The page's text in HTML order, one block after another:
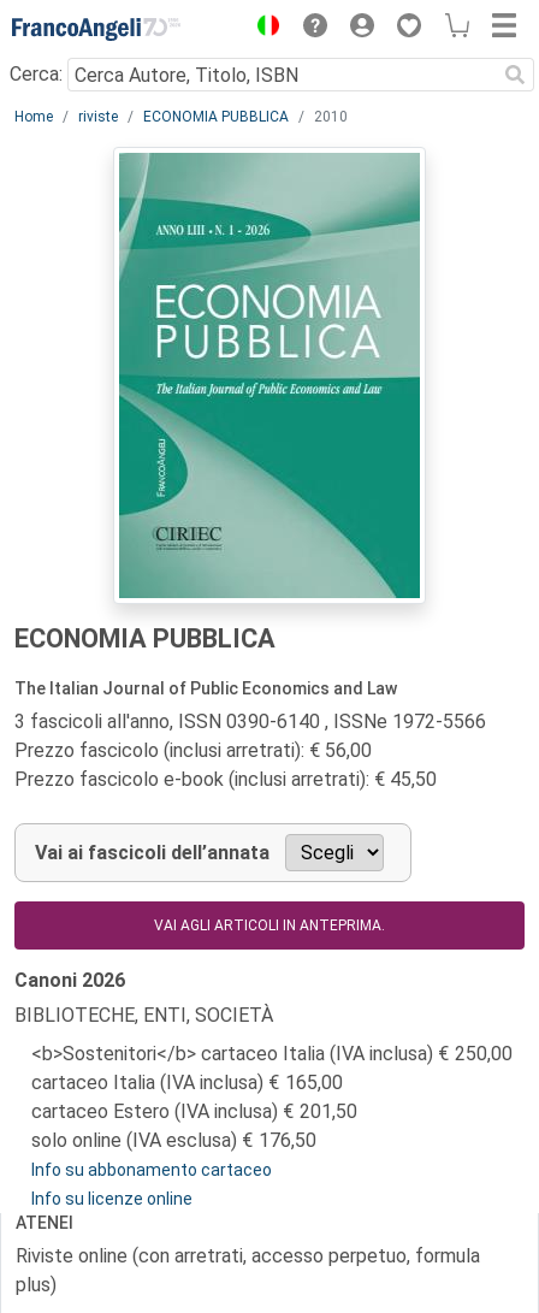
Menu
Cerca:
Main content
Home riviste ECONOMIA PUBBLICA 2010
ECONOMIA PUBBLICA
The Italian Journal of Public Economics and Law
3 fascicoli all'anno, ISSN 0390-6140 , ISSNe 1972-5566
Prezzo fascicolo (inclusi arretrati): € 56,00
Prezzo fascicolo e-book (inclusi arretrati): € 45,50
Vai ai fascicoli dell’annata
VAI AGLI ARTICOLI IN ANTEPRIMA.
Canoni 2026
BIBLIOTECHE, ENTI, SOCIETÀ
<b>Sostenitori</b> cartaceo Italia (IVA inclusa)
250,00
cartaceo Italia (IVA inclusa)
165,00
cartaceo Estero (IVA inclusa)
201,50
solo online (IVA esclusa)
176,50
Info su abbonamento cartaceo
Info su licenze online
ATENEI
Riviste online (con arretrati, accesso perpetuo, formula
plus)